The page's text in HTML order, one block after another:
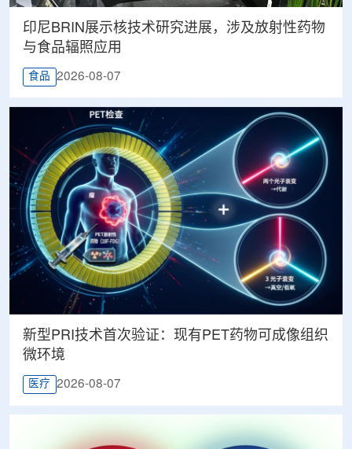
印尼BRIN展示核技术研究进展，涉及放射性药物
与食品辐照应用
食品 2026-08-07
新型PRI技术首次验证：现有PET药物可成像组织
微环境
医疗 2026-08-07